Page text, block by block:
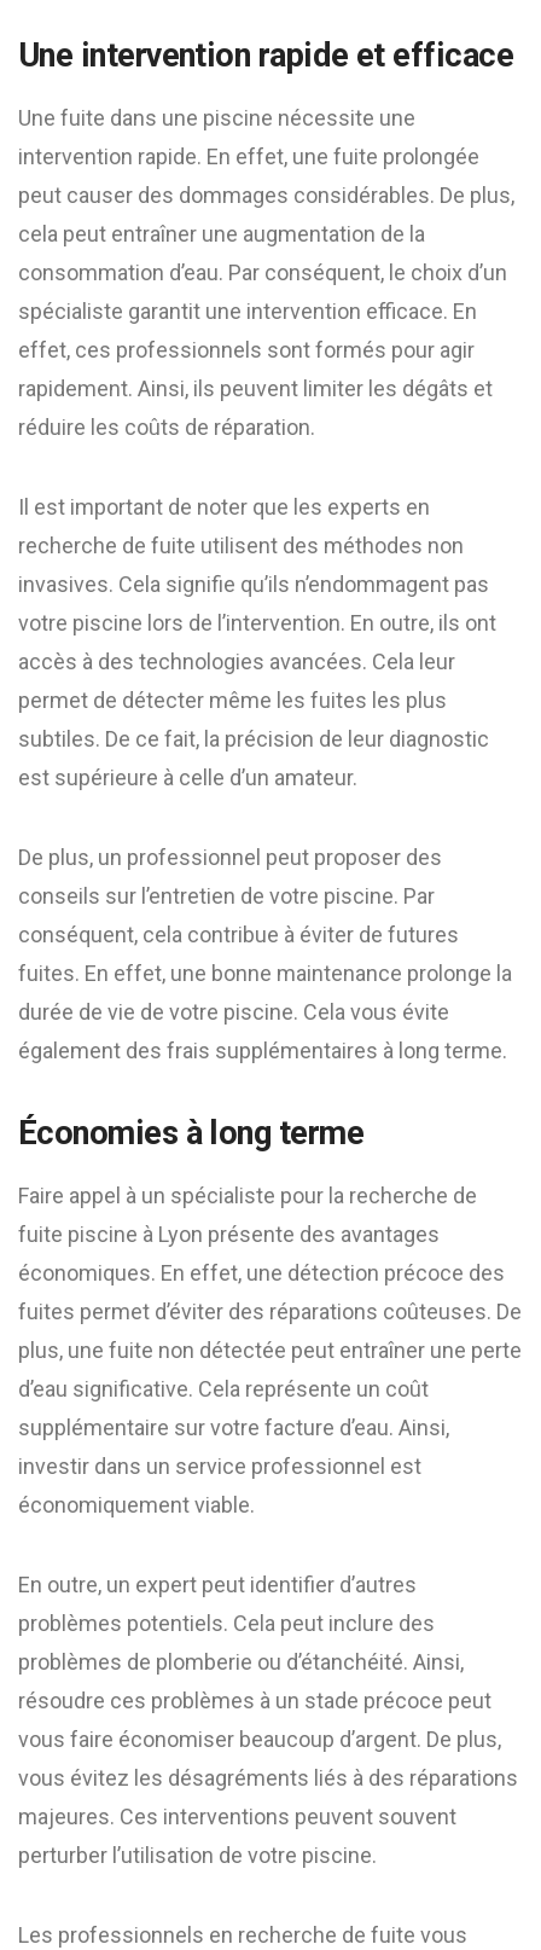
Une intervention rapide et efficace
Une fuite dans une piscine nécessite une
intervention rapide. En effet, une fuite prolongée
peut causer des dommages considérables. De plus,
cela peut entraîner une augmentation de la
consommation d’eau. Par conséquent, le choix d’un
spécialiste garantit une intervention efficace. En
effet, ces professionnels sont formés pour agir
rapidement. Ainsi, ils peuvent limiter les dégâts et
réduire les coûts de réparation.
Il est important de noter que les experts en
recherche de fuite utilisent des méthodes non
invasives. Cela signifie qu’ils n’endommagent pas
votre piscine lors de l’intervention. En outre, ils ont
accès à des technologies avancées. Cela leur
permet de détecter même les fuites les plus
subtiles. De ce fait, la précision de leur diagnostic
est supérieure à celle d’un amateur.
De plus, un professionnel peut proposer des
conseils sur l’entretien de votre piscine. Par
conséquent, cela contribue à éviter de futures
fuites. En effet, une bonne maintenance prolonge la
durée de vie de votre piscine. Cela vous évite
également des frais supplémentaires à long terme.
Économies à long terme
Faire appel à un spécialiste pour la recherche de
fuite piscine à Lyon présente des avantages
économiques. En effet, une détection précoce des
fuites permet d’éviter des réparations coûteuses. De
plus, une fuite non détectée peut entraîner une perte
d’eau significative. Cela représente un coût
supplémentaire sur votre facture d’eau. Ainsi,
investir dans un service professionnel est
économiquement viable.
En outre, un expert peut identifier d’autres
problèmes potentiels. Cela peut inclure des
problèmes de plomberie ou d’étanchéité. Ainsi,
résoudre ces problèmes à un stade précoce peut
vous faire économiser beaucoup d’argent. De plus,
vous évitez les désagréments liés à des réparations
majeures. Ces interventions peuvent souvent
perturber l’utilisation de votre piscine.
Les professionnels en recherche de fuite vous